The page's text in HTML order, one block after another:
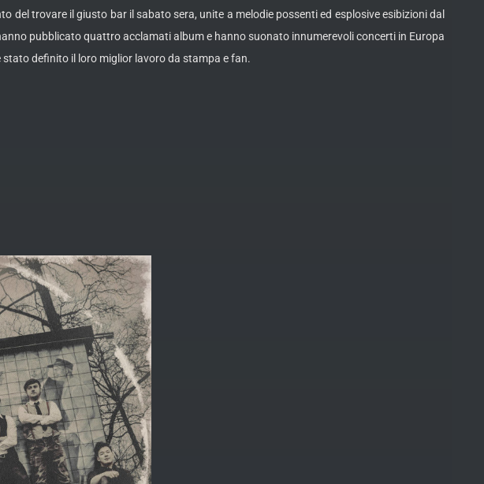
trovare il giusto bar il sabato sera, unite a melodie possenti ed esplosive esibizioni dal
pubblicato quattro acclamati album e hanno suonato innumerevoli concerti in Europa
stato definito il loro miglior lavoro da stampa e fan.